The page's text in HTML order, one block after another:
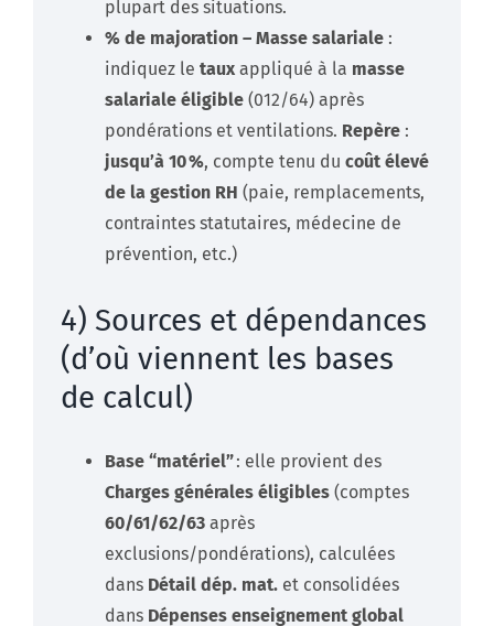
plupart des situations.
% de majoration – Masse salariale :
indiquez le taux appliqué à la masse
salariale éligible (012/64) après
pondérations et ventilations. Repère :
jusqu’à 10 %, compte tenu du coût élevé
de la gestion RH (paie, remplacements,
contraintes statutaires, médecine de
prévention, etc.)
4) Sources et dépendances
(d’où viennent les bases
de calcul)
Base “matériel”: elle provient des
Charges générales éligibles (comptes
60/61/62/63 après
exclusions/pondérations), calculées
dans Détail dép. mat. et consolidées
dans Dépenses enseignement global